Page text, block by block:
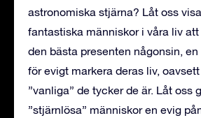
astronomiska stjärna? Låt oss
fantastiska människor i våra liv
den bästa presenten någonsin,
för evigt markera deras liv,
”vanliga” de tycker de är. Låt oss
”stjärnlösa” människor en evig